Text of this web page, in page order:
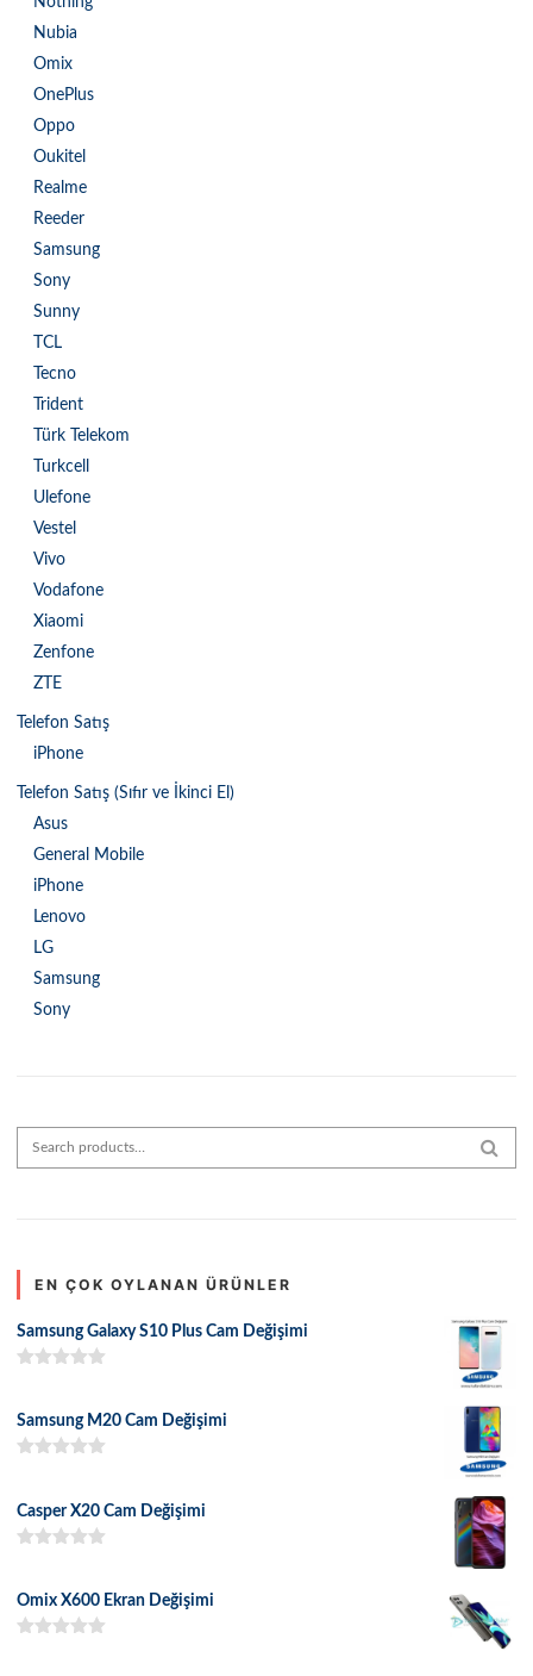
Nubia
Omix
OnePlus
Oppo
Oukitel
Realme
Reeder
Samsung
Sony
Sunny
TCL
Tecno
Trident
Türk Telekom
Turkcell
Ulefone
Vestel
Vivo
Vodafone
Xiaomi
Zenfone
ZTE
Telefon Satış
iPhone
Telefon Satış (Sıfır ve İkinci El)
Asus
General Mobile
iPhone
Lenovo
LG
Samsung
Sony
Search for:
EN ÇOK OYLANAN ÜRÜNLER
Samsung Galaxy S10 Plus Cam Değişimi
Samsung M20 Cam Değişimi
Casper X20 Cam Değişimi
Omix X600 Ekran Değişimi